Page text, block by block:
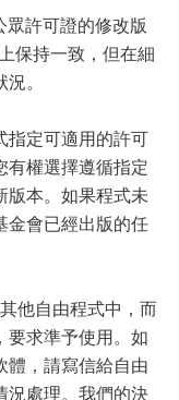
眾許可證的修改版
保持一致，但在細
。
指定可適用的許可
有權選擇遵循指定
版本。如果程式未
金會已經出版的任
他自由程式中，而
要求準予使用。如
體，請寫信給自由
況處理。我們的決